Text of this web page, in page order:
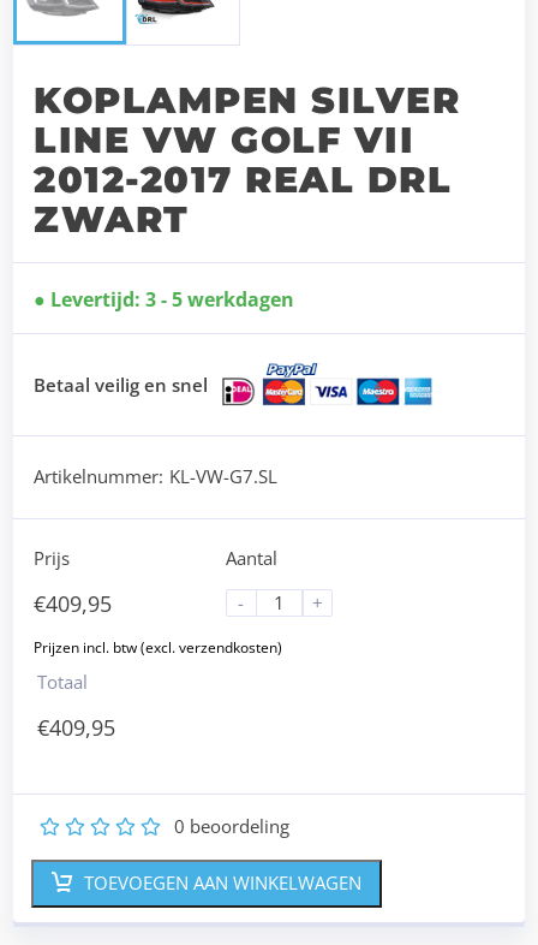
KOPLAMPEN SILVER
LINE VW GOLF VII
2012-2017 REAL DRL
ZWART
Levertijd: 3 - 5 werkdagen
Betaal veilig en snel
Artikelnummer: KL-VW-G7.SL
Prijs
€409,95
Aantal
-
+
Totaal
€409,95
5
4
3
2 0 beoordeling
TOEVOEGEN AAN WINKELWAGEN